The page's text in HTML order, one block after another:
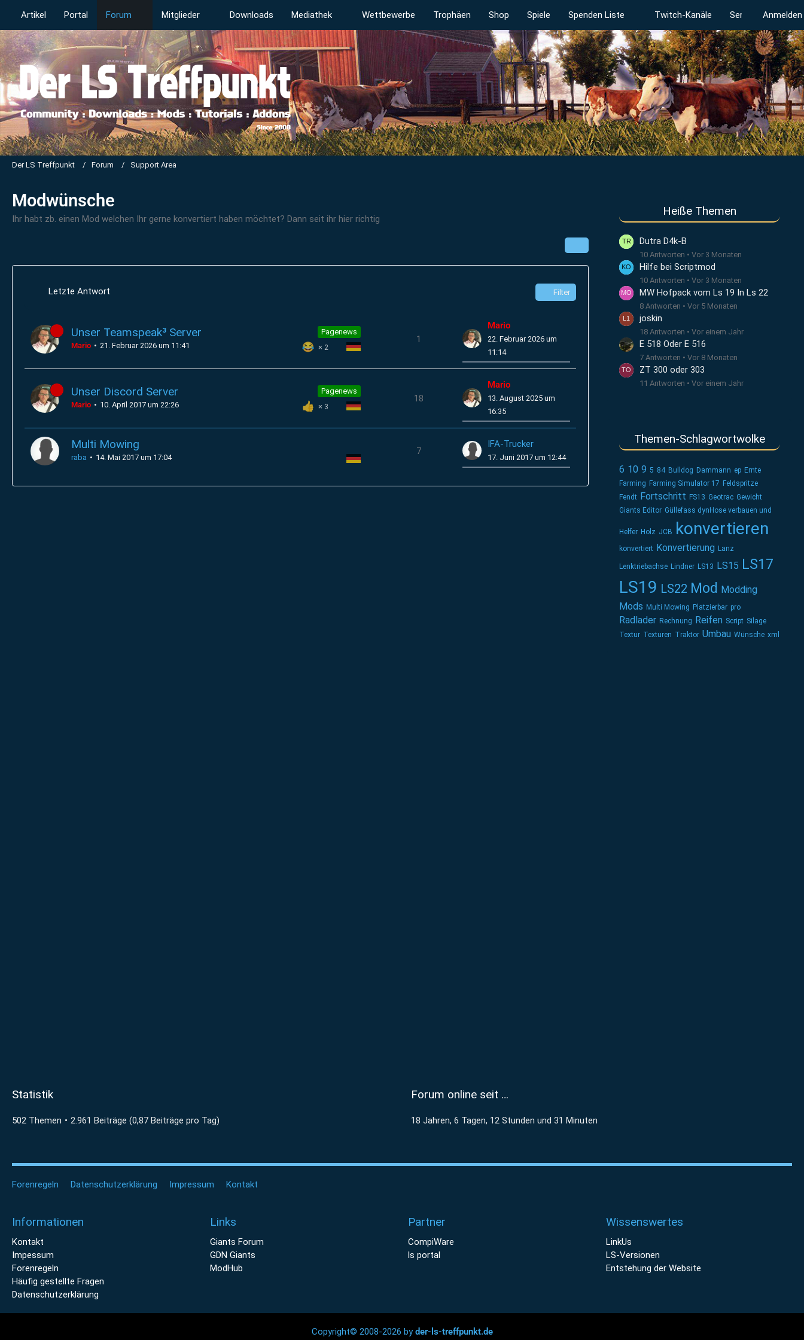
Artikel Portal Forum Mitglieder Downloads Mediathek Wettbewerbe Trophäen Shop Spiele Spenden Liste Twitch-Kanäle ServerstatusAnmelden
Der LS Treffpunkt Forum Support Area
Modwünsche
Ihr habt zb. einen Mod welchen Ihr gerne konvertiert haben möchtet? Dann seit ihr hier richtig
Letzte Antwort Filter
Pagenews
Unser Teamspeak³ Server
2
Mario 21. Februar 2026 um 11:41
1
Mario
22. Februar 2026 um
11:14
Pagenews
Unser Discord Server
3
Mario 10. April 2017 um 22:26
18
Mario
13. August 2025 um
16:35
Multi Mowing
raba 14. Mai 2017 um 17:04
7
IFA-Trucker
17. Juni 2017 um 12:44
Heiße Themen
Dutra D4k-B
10 Antworten Vor 3 Monaten
Hilfe bei Scriptmod
10 Antworten Vor 3 Monaten
MW Hofpack vom Ls 19 In Ls 22
8 Antworten Vor 5 Monaten
joskin
18 Antworten Vor einem Jahr
E 518 Oder E 516
7 Antworten Vor 8 Monaten
ZT 300 oder 303
11 Antworten Vor einem Jahr
Themen-Schlagwortwolke
6 10 9 5 84 Bulldog Dammann ep Ernte
Farming Farming Simulator 17 Feldspritze
Fendt Fortschritt FS13 Geotrac Gewicht
Giants Editor Güllefass dynHose verbauen und
Helfer Holz JCB konvertieren
konvertiert Konvertierung Lanz
Lenktriebachse Lindner LS13 LS15 LS17
LS19 LS22 Mod Modding
Mods Multi Mowing Platzierbar pro
Radlader Rechnung Reifen Script Silage
Textur Texturen Traktor Umbau Wünsche xml
Statistik
502 Themen 2.961 Beiträge (0,87 Beiträge pro Tag)
Forum online seit …
18 Jahren, 6 Tagen, 12 Stunden und 31 Minuten
Forenregeln Datenschutzerklärung Impressum Kontakt
Informationen
Kontakt
Impessum
Forenregeln
Häufig gestellte Fragen
Datenschutzerklärung
Links
Giants Forum
GDN Giants
ModHub
Partner
CompiWare
ls portal
Wissenswertes
LinkUs
LS-Versionen
Entstehung der Website
Copyright© 2008-2026 byder-ls-treffpunkt.de